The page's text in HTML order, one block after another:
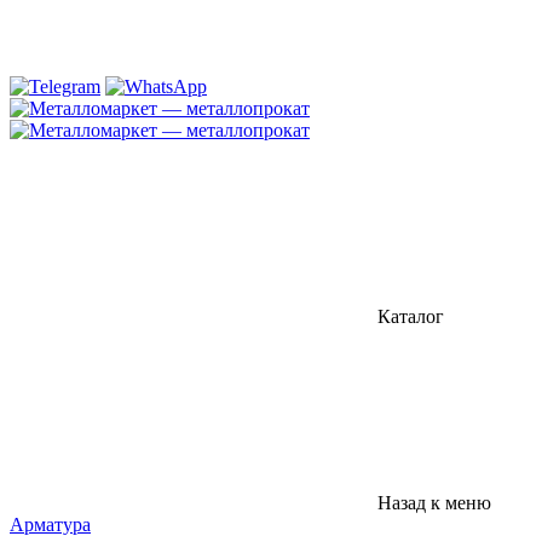
Каталог
Назад к меню
Арматура